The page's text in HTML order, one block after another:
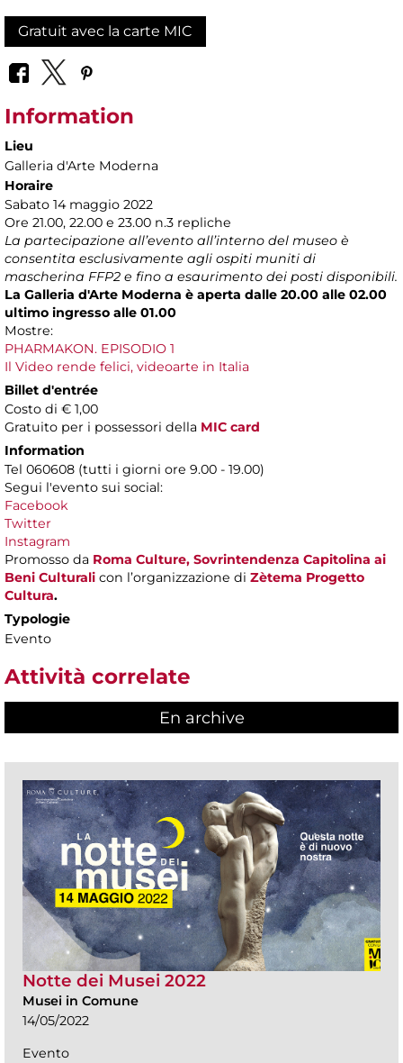
Gratuit avec la carte MIC
Information
Lieu
Galleria d'Arte Moderna
Horaire
Sabato 14 maggio 2022
Ore 21.00, 22.00 e 23.00 n.3 repliche
La partecipazione all’evento all’interno del museo è
consentita esclusivamente agli ospiti muniti di
mascherina FFP2 e fino a esaurimento dei posti disponibili.
La Galleria d'Arte Moderna è aperta dalle 20.00 alle 02.00
ultimo ingresso alle 01.00
Mostre:
PHARMAKON. EPISODIO 1
Il Video rende felici, videoarte in Italia
Billet d'entrée
Costo di € 1,00
Gratuito per i possessori della MIC card
Information
Tel 060608 (tutti i giorni ore 9.00 - 19.00)
Segui l'evento sui social:
Facebook
Twitter
Instagram
Promosso da Roma Culture, Sovrintendenza Capitolina ai
Beni Culturali con l’organizzazione di Zètema Progetto
Cultura.
Typologie
Evento
Attività correlate
En archive
Notte dei Musei 2022
Musei in Comune
14/05/2022
Evento